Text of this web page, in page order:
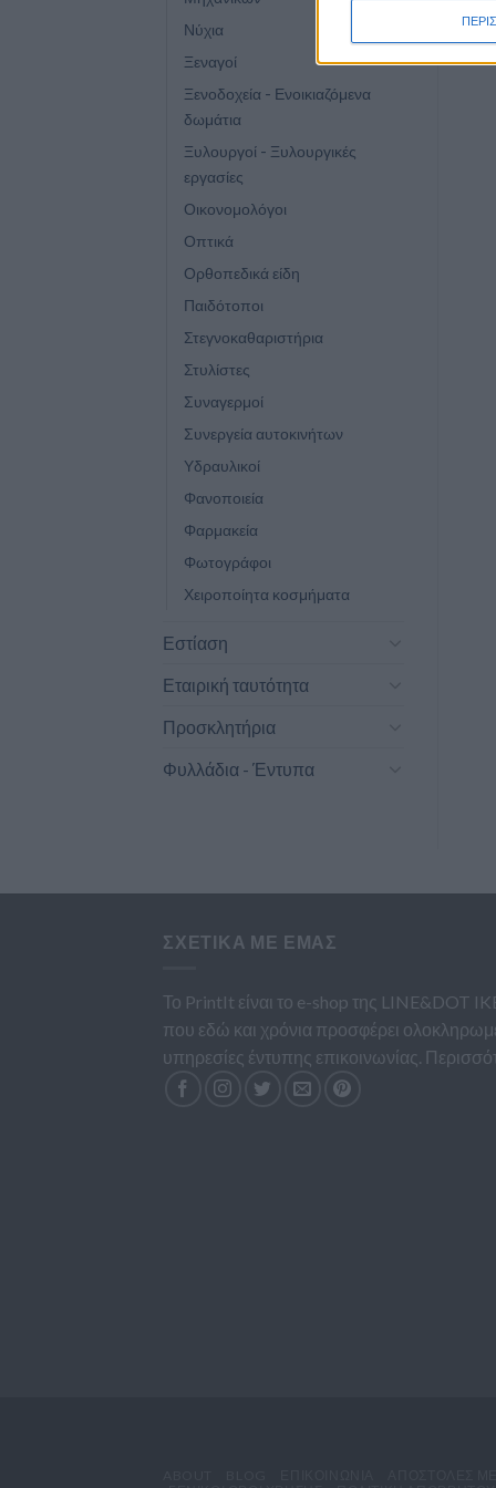
Νύχια
Ξεναγοί
Ξενοδοχεία - Ενοικιαζόμενα
δωμάτια
Ξυλουργοί - Ξυλουργικές
εργασίες
Οικονομολόγοι
Οπτικά
Ορθοπεδικά είδη
Παιδότοποι
Στεγνοκαθαριστήρια
Στυλίστες
Συναγερμοί
Συνεργεία αυτοκινήτων
Υδραυλικοί
Φανοποιεία
Φαρμακεία
Φωτογράφοι
Χειροποίητα κοσμήματα
Εστίαση
Εταιρική ταυτότητα
Προσκλητήρια
Φυλλάδια - Έντυπα
ΣΧΕΤΙΚΆ ΜΕ ΕΜΆΣ
Το PrintIt είναι το e-shop της LINE&DOT
που εδώ και χρόνια προσφέρει
υπηρεσίες έντυπης επικοινωνίας.